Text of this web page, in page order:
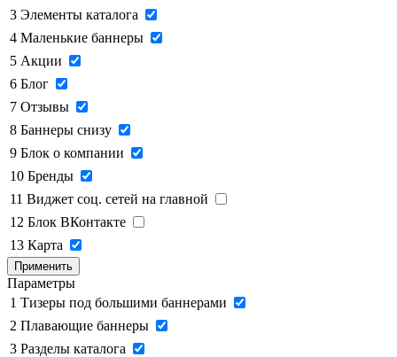
3 Элементы каталога
4 Маленькие баннеры
5 Акции
6 Блог
7 Отзывы
8 Баннеры снизу
9 Блок о компании
10 Бренды
11 Виджет соц. сетей на главной
12 Блок ВКонтакте
13 Карта
Применить
Параметры
1 Тизеры под большими баннерами
2 Плавающие баннеры
3 Разделы каталога